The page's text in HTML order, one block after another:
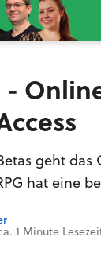
geht
hat eine
1 Minute